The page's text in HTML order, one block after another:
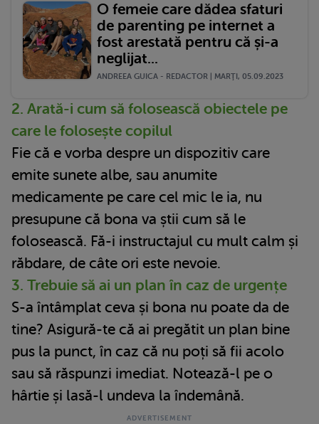
O femeie care dădea sfaturi
de parenting pe internet a
fost arestată pentru că și-a
neglijat...
ANDREEA GUICA - REDACTOR | MARŢI, 05.09.2023
2. Arată-i cum să folosească obiectele pe
care le folosește copilul
Fie că e vorba despre un dispozitiv care
emite sunete albe, sau anumite
medicamente pe care cel mic le ia, nu
presupune că bona va știi cum să le
folosească. Fă-i instructajul cu mult calm și
răbdare, de câte ori este nevoie.
3. Trebuie să ai un plan în caz de urgențe
S-a întâmplat ceva și bona nu poate da de
tine? Asigură-te că ai pregătit un plan bine
pus la punct, în caz că nu poți să fii acolo
sau să răspunzi imediat. Notează-l pe o
hârtie și lasă-l undeva la îndemână.